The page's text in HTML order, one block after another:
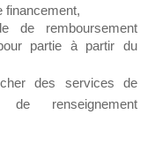
pour
financement,
de remboursement
partie à partir du
des services de
renseignement